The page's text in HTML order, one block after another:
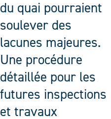
du quai pourraient
soulever des
lacunes majeures.
Une procédure
détaillée pour les
futures inspections
et travaux